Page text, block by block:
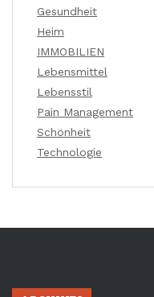
Gesundheit
Heim
IMMOBILIEN
Lebensmittel
Lebensstil
Pain Management
Schönheit
Technologie